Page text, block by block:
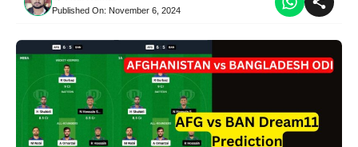
Published On: November 6, 2024